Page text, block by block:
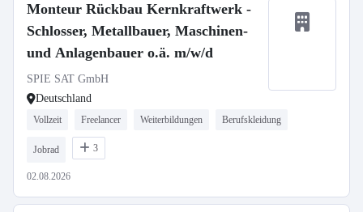
Monteur Rückbau Kernkraftwerk -
Schlosser, Metallbauer, Maschinen-
und Anlagenbauer o.ä. m/w/d
SPIE SAT GmbH
Deutschland
Vollzeit Freelancer Weiterbildungen Berufskleidung
Jobrad 3
02.08.2026